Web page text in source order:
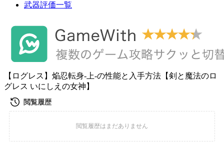
武器評価一覧
【ログレス】焔忍転身-上-の性能と入手方法【剣と魔法のロ
グレス いにしえの女神】